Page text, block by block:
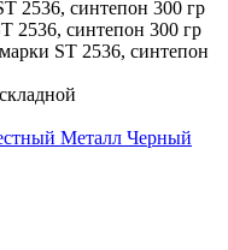
2536, синтепон 300 гр
2536, синтепон 300 гр
ST 2536, синтепон
Металл Черный